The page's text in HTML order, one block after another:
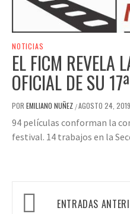
NOTICIAS
EL FICM REVELA
OFICIAL DE SU
POR EMILIANO NUÑEZ /AGOSTO 24, 2019
94 películas conforman la
festival. 14 trabajos en la
Navegación
ENTRADAS